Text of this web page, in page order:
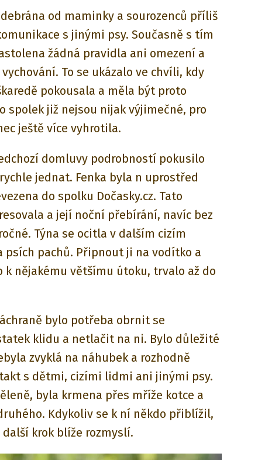
od maminky a sourozenců příliš
s jinými psy. Současně s tím
žádná pravidla ani omezení a
To se ukázalo ve chvíli, kdy
pokousala a měla být proto
spolek již nejsou nijak výjimečné, pro
ještě více vyhrotila.
domluvy podrobností pokusilo
jednat. Fenka byla n uprostřed
do spolku Dočasky.cz. Tato
a její noční přebírání, navíc bez
Týna se ocitla v dalším cizím
pachů. Připnout ji na vodítko a
k nějakému většímu útoku, trvalo až do
bylo potřeba obrnit se
klidu a netlačit na ni. Bylo důležité
zvyklá na náhubek a rozhodně
s dětmi, cizími lidmi ani jinými psy.
byla krmena přes mříže kotce a
Kdykoliv se k ní někdo přiblížil,
krok blíže rozmyslí.